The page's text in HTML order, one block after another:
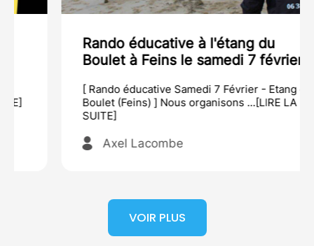
Rando éducative à l'étang du
Boulet à Feins le samedi 7 février
[ Rando éducative Samedi 7 Février - Etang du
Boulet (Feins) ] Nous organisons ...[LIRE LA
Axel Lacombe
VOIR PLUS